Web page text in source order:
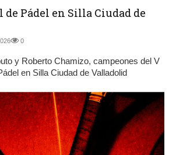
de Pádel en Silla Ciudad de
0
y Roberto Chamizo, campeones del V
en Silla Ciudad de Valladolid